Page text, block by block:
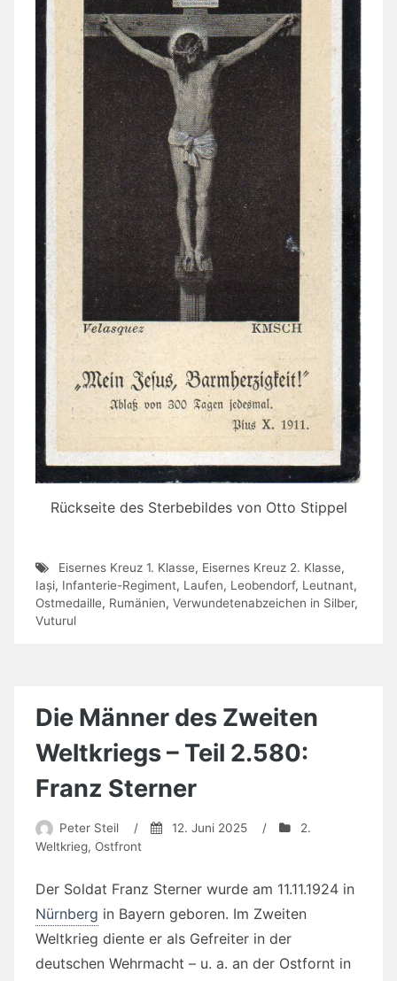
Rückseite des Sterbebildes von Otto Stippel
Eisernes Kreuz 1. Klasse, Eisernes Kreuz 2. Klasse,
Iași, Infanterie-Regiment, Laufen, Leobendorf, Leutnant,
Ostmedaille, Rumänien, Verwundetenabzeichen in Silber,
Vuturul
Die Männer des Zweiten
Weltkriegs – Teil 2.580:
Franz Sterner
Peter Steil / 12. Juni 2025 /
2.
Weltkrieg, Ostfront
Der Soldat Franz Sterner wurde am 11.11.1924 in
Nürnberg in Bayern geboren. Im Zweiten
Weltkrieg diente er als Gefreiter in der
deutschen Wehrmacht – u. a. an der Ostfornt in